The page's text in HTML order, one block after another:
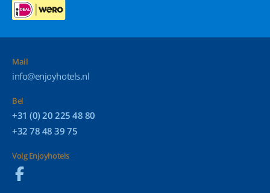
Mail
info@enjoyhotels.nl
Bel
+31 (0) 20 225 48 80
+32 78 48 39 75
Volg Enjoyhotels